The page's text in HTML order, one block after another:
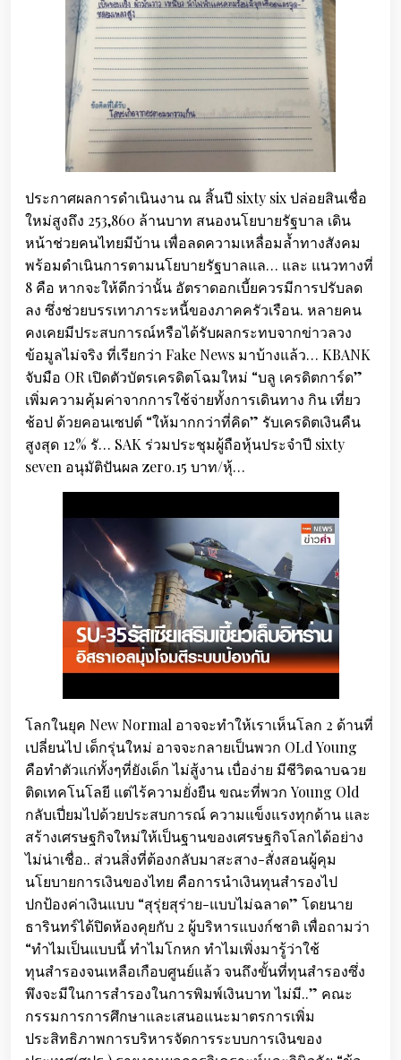
ประกาศผลการดำเนินงาน ณ สิ้นปี sixty six ปล่อยสินเชื่อ
ใหม่สูงถึง 253,860 ล้านบาท สนองนโยบายรัฐบาล เดิน
หน้าช่วยคนไทยมีบ้าน เพื่อลดความเหลื่อมล้ำทางสังคม
พร้อมดำเนินการตามนโยบายรัฐบาลแล… และ แนวทางที่
8 คือ หากจะให้ดีกว่านั้น อัตราดอกเบี้ยควรมีการปรับลด
ลง ซึ่งช่วยบรรเทาภาระหนี้ของภาคครัวเรือน. หลายคน
คงเคยมีประสบการณ์หรือได้รับผลกระทบจากข่าวลวง
ข้อมูลไม่จริง ที่เรียกว่า Fake News มาบ้างแล้ว… KBANK
จับมือ OR เปิดตัวบัตรเครดิตโฉมใหม่ “บลู เครดิตการ์ด”
เพิ่มความคุ้มค่าจากการใช้จ่ายทั้งการเดินทาง กิน เที่ยว
ช้อป ด้วยคอนเซปต์ “ให้มากกว่าที่คิด” รับเครดิตเงินคืน
สูงสุด 12% รั… SAK ร่วมประชุมผู้ถือหุ้นประจำปี sixty
seven อนุมัติปันผล zero.15 บาท/หุ้…
โลกในยุค New Normal อาจจะทำให้เราเห็นโลก 2 ด้านที่
เปลี่ยนไป เด็กรุ่นใหม่ อาจจะกลายเป็นพวก OLd Young
คือทำตัวแก่ทั้งๆที่ยังเด็ก ไม่สู้งาน เบื่อง่าย มีชีวิตฉาบฉวย
ติดเทคโนโลยี แต่ไร้ความยั่งยืน ขณะที่พวก Young Old
กลับเปี่ยมไปด้วยประสบการณ์ ความแข็งแรงทุกด้าน และ
สร้างเศรษฐกิจใหม่ให้เป็นฐานของเศรษฐกิจโลกได้อย่าง
ไม่น่าเชื่อ.. ส่วนสิ่งที่ต้องกลับมาสะสาง-สั่งสอนผู้คุม
นโยบายการเงินของไทย คือการนำเงินทุนสำรองไป
ปกป้องค่าเงินแบบ “สุรุ่ยสุร่าย-แบบไม่ฉลาด” โดยนาย
ธารินทร์ได้ปิดห้องคุยกับ 2 ผู้บริหารแบงก์ชาติ เพื่อถามว่า
“ทำไมเป็นแบบนี้ ทำไมโกหก ทำไมเพิ่งมารู้ว่าใช้
ทุนสำรองจนเหลือเกือบศูนย์แล้ว จนถึงขั้นที่ทุนสำรองซึ่ง
พึงจะมีในการสำรองในการพิมพ์เงินบาท ไม่มี..” คณะ
กรรมการการศึกษาและเสนอแนะมาตรการเพิ่ม
ประสิทธิภาพการบริหารจัดการระบบการเงินของ